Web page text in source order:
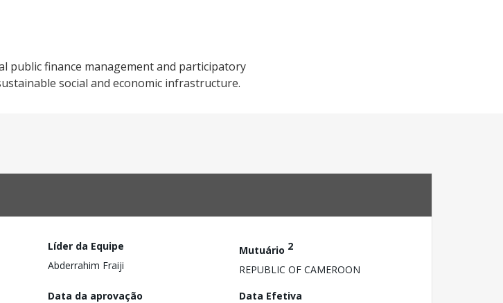
public finance management and participatory
social and economic infrastructure.
Líder da Equipe
Abderrahim Fraiji
Mutuário 2
REPUBLIC OF CAMEROON
Data da aprovação
Data Efetiva